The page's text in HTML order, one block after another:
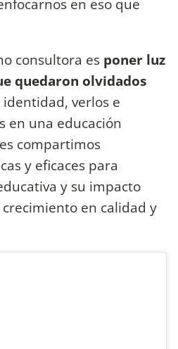
en eso que
consultora es poner luz
quedaron olvidados
verlos e
en una educación
compartimos
y eficaces para
y su impacto
en calidad y